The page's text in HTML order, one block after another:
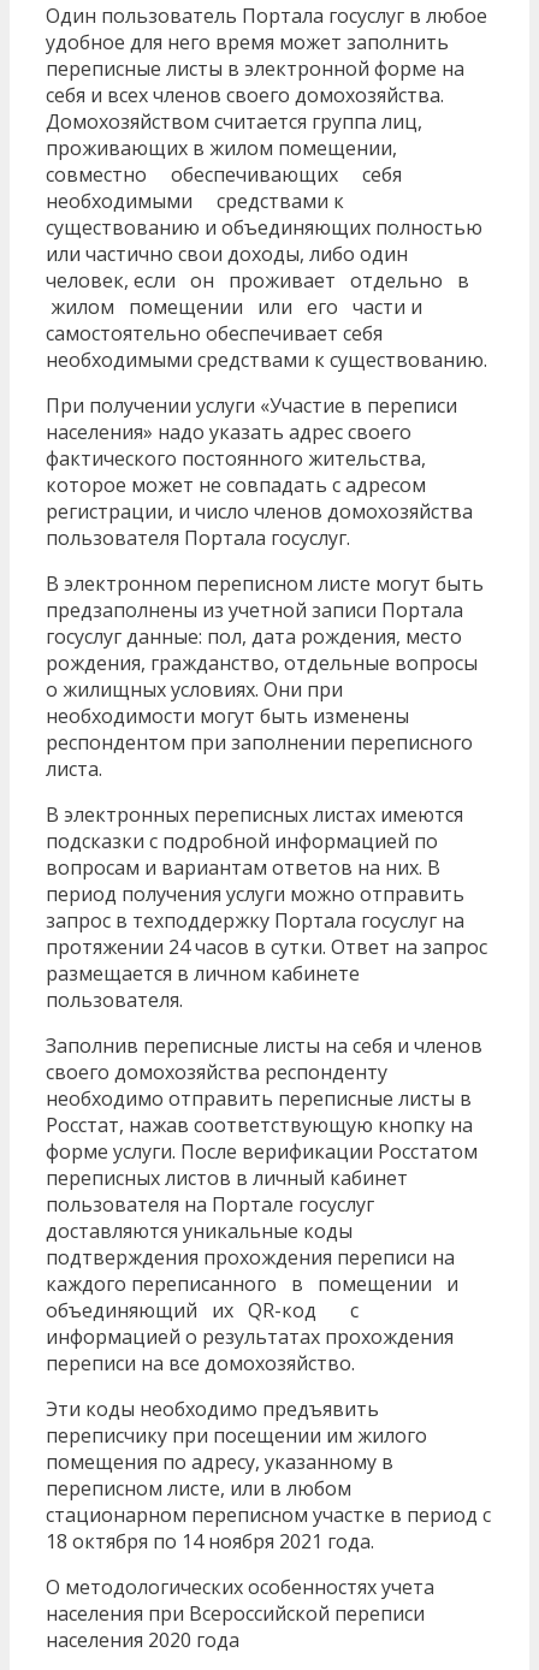
Один пользователь Портала госуслуг в любое
удобное для него время может заполнить
переписные листы в электронной форме на
себя и всех членов своего домохозяйства.
Домохозяйством считается группа лиц,
проживающих в жилом помещении,
совместно обеспечивающих себя
необходимыми средствами к
существованию и объединяющих полностью
или частично свои доходы, либо один
человек, если он проживает отдельно в
жилом помещении или его части и
самостоятельно обеспечивает себя
необходимыми средствами к существованию.
При получении услуги «Участие в переписи
населения» надо указать адрес своего
фактического постоянного жительства,
которое может не совпадать с адресом
регистрации, и число членов домохозяйства
пользователя Портала госуслуг.
В электронном переписном листе могут быть
предзаполнены из учетной записи Портала
госуслуг данные: пол, дата рождения, место
рождения, гражданство, отдельные вопросы
о жилищных условиях. Они при
необходимости могут быть изменены
респондентом при заполнении переписного
листа.
В электронных переписных листах имеются
подсказки с подробной информацией по
вопросам и вариантам ответов на них. В
период получения услуги можно отправить
запрос в техподдержку Портала госуслуг на
протяжении 24 часов в сутки. Ответ на запрос
размещается в личном кабинете
пользователя.
Заполнив переписные листы на себя и членов
своего домохозяйства респонденту
необходимо отправить переписные листы в
Росстат, нажав соответствующую кнопку на
форме услуги. После верификации Росстатом
переписных листов в личный кабинет
пользователя на Портале госуслуг
доставляются уникальные коды
подтверждения прохождения переписи на
каждого переписанного в помещении и
объединяющий их QR-код с
информацией о результатах прохождения
переписи на все домохозяйство.
Эти коды необходимо предъявить
переписчику при посещении им жилого
помещения по адресу, указанному в
переписном листе, или в любом
стационарном переписном участке в период с
18 октября по 14 ноября 2021 года.
О методологических особенностях учета
населения при Всероссийской переписи
населения 2020 года